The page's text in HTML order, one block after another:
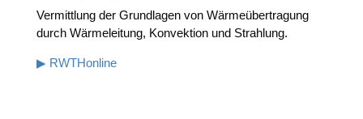
Ver­mitt­lung der Grund­la­gen von Wär­me­über­tra­gung
durch Wär­me­lei­tung, Kon­vek­ti­on und Strahlung.
▶ RWTHon­line